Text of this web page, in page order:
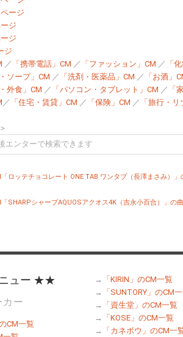
ージ
ジ
ジ
ジ
／ 「携帯電話」CM ／ 「ファッション」CM ／ 「
ソープ」CM ／ 「洗剤・医薬品」CM ／ 「お酒」
外食」CM ／ 「パソコン・タブレット」CM ／ 「
／ 「住宅・賃貸」CM ／ 「保険」CM ／ 「旅行・
「ロッテチョコレート ONE TAB ワンタブ（長澤まさみ）
「SHARPシャープAQUOSアクオス4K（吉永小百合）」の
ュー ★★
カー
CM一覧
→
「KIRIN」のCM一覧
→
「SUNTORY」のCM
→
「資生堂」のCM一覧
→
「KOSE」のCM一覧
→
「カネボウ」のCM一